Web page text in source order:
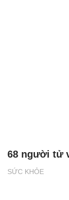
SỨC KHỎE
68 người tử